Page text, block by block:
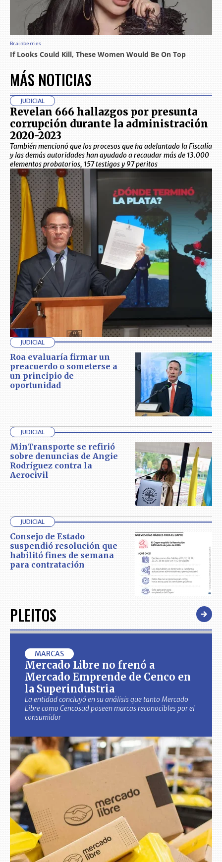
MÁS NOTICIAS
JUDICIAL
Revelan 666 hallazgos por presunta
corrupción durante la administración
2020-2023
También mencionó que los procesos que ha adelantado la Fiscalía
y las demás autoridades han ayudado a recaudar más de 13.000
elementos probatorios, 157 testigos y 97 peritos
JUDICIAL
Roa evaluaría firmar un
preacuerdo o someterse a
un principio de
oportunidad
JUDICIAL
MinTransporte se refirió
sobre denuncias de Angie
Rodríguez contra la
Aerocivil
JUDICIAL
Consejo de Estado
suspendió resolución que
habilitó fines de semana
para contratación
PLEITOS
MARCAS
Mercado Libre no frenó a
Mercado Emprende de Cenco en
la Superindustria
La entidad concluyó en su análisis que tanto Mercado
Libre como Cencosud poseen marcas reconocibles por el
consumidor